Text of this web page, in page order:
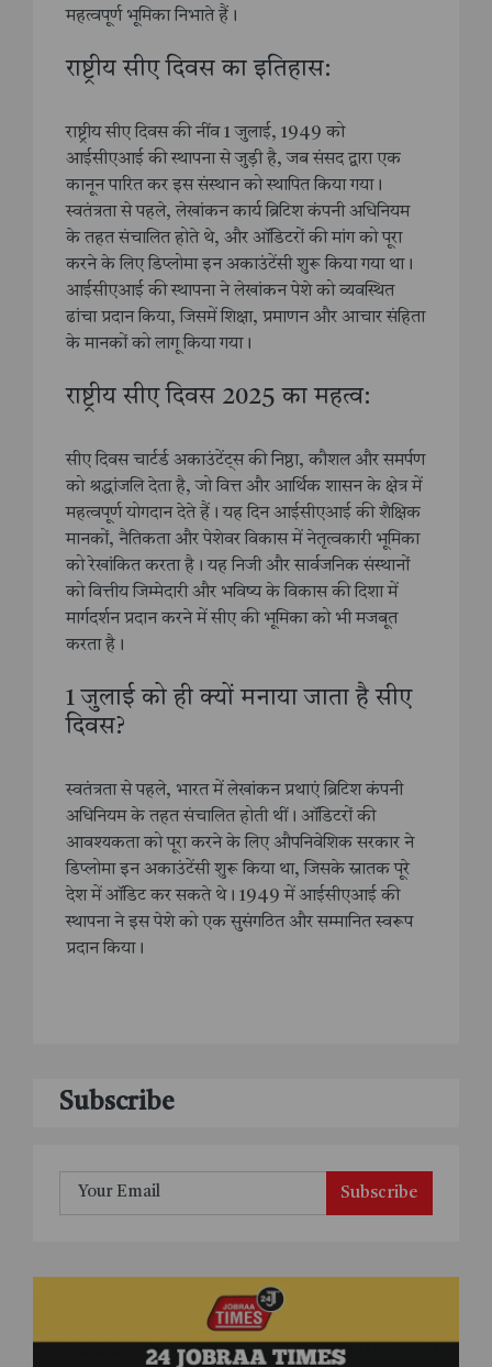
महत्वपूर्ण भूमिका निभाते हैं।
राष्ट्रीय सीए दिवस का इतिहास:
राष्ट्रीय सीए दिवस की नींव 1 जुलाई, 1949 को
आईसीएआई की स्थापना से जुड़ी है, जब संसद द्वारा एक
कानून पारित कर इस संस्थान को स्थापित किया गया।
स्वतंत्रता से पहले, लेखांकन कार्य ब्रिटिश कंपनी अधिनियम
के तहत संचालित होते थे, और ऑडिटरों की मांग को पूरा
करने के लिए डिप्लोमा इन अकाउंटेंसी शुरू किया गया था।
आईसीएआई की स्थापना ने लेखांकन पेशे को व्यवस्थित
ढांचा प्रदान किया, जिसमें शिक्षा, प्रमाणन और आचार संहिता
के मानकों को लागू किया गया।
राष्ट्रीय सीए दिवस 2025 का महत्व:
सीए दिवस चार्टर्ड अकाउंटेंट्स की निष्ठा, कौशल और समर्पण
को श्रद्धांजलि देता है, जो वित्त और आर्थिक शासन के क्षेत्र में
महत्वपूर्ण योगदान देते हैं। यह दिन आईसीएआई की शैक्षिक
मानकों, नैतिकता और पेशेवर विकास में नेतृत्वकारी भूमिका
को रेखांकित करता है। यह निजी और सार्वजनिक संस्थानों
को वित्तीय जिम्मेदारी और भविष्य के विकास की दिशा में
मार्गदर्शन प्रदान करने में सीए की भूमिका को भी मजबूत
करता है।
1 जुलाई को ही क्यों मनाया जाता है सीए
दिवस?
स्वतंत्रता से पहले, भारत में लेखांकन प्रथाएं ब्रिटिश कंपनी
अधिनियम के तहत संचालित होती थीं। ऑडिटरों की
आवश्यकता को पूरा करने के लिए औपनिवेशिक सरकार ने
डिप्लोमा इन अकाउंटेंसी शुरू किया था, जिसके स्नातक पूरे
देश में ऑडिट कर सकते थे। 1949 में आईसीएआई की
स्थापना ने इस पेशे को एक सुसंगठित और सम्मानित स्वरूप
प्रदान किया।
Subscribe
Subscribe